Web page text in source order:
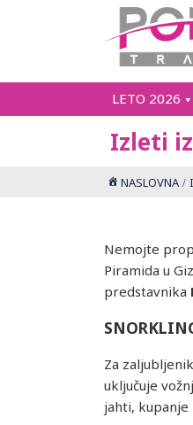
LETO 2026
Izleti
NASLOVNA
Nemojte
Piramida u
predstavnika
Za
uključuje
jahti, kupanje